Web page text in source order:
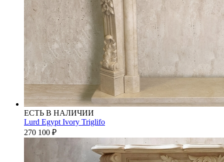
ЕСТЬ В НАЛИЧИИ
Lurd Egypt Ivory Triglifo
270 100 ₽